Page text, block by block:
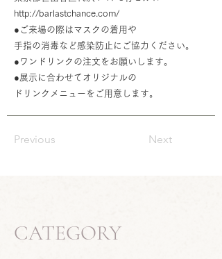
http://barlastchance.com/
●ご来場の際はマスクの着用や
手指の消毒など感染防止にご協力ください。
●ワンドリンクの注文をお願いします。
●展示に合わせてオリジナルの
ドリンクメニューをご用意します。
Previous Next
CATEGORY